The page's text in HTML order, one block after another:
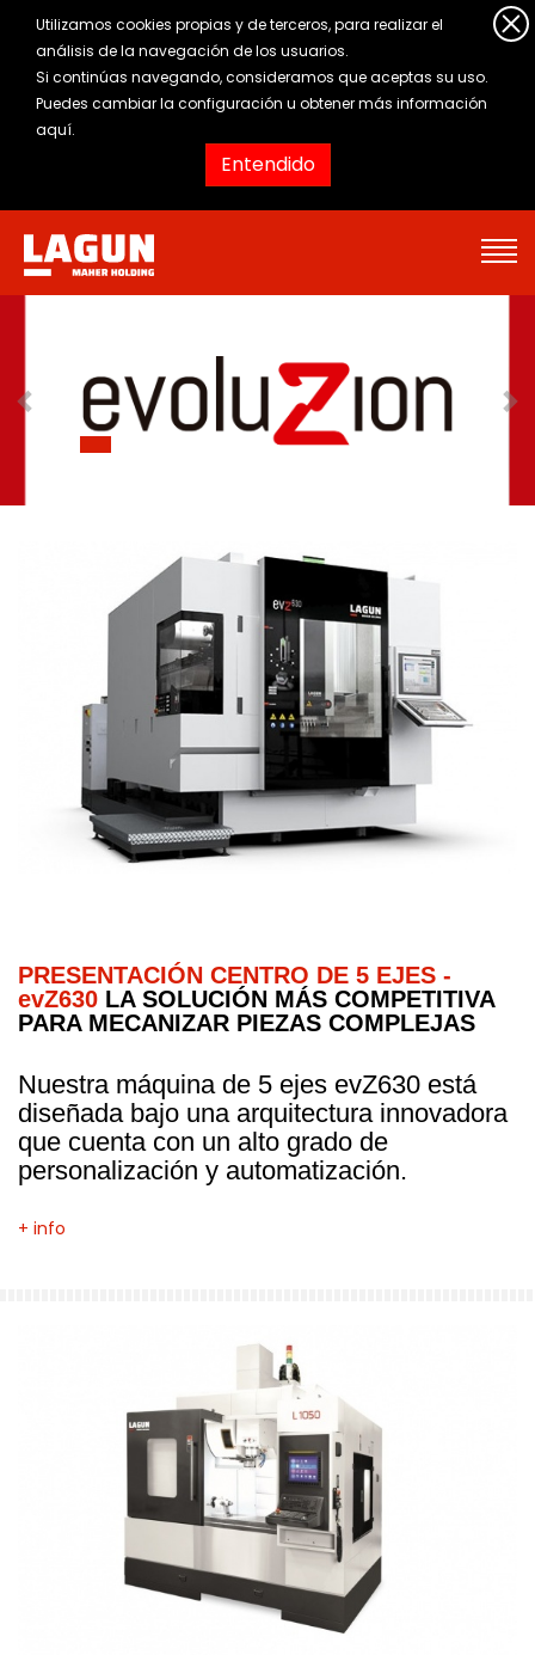
Utilizamos cookies propias y de terceros, para realizar el
análisis de la navegación de los usuarios.
Si continúas navegando, consideramos que aceptas su uso.
Puedes cambiar la configuración u obtenermás información
aquí.
Entendido
PRESENTACIÓN CENTRO DE 5 EJES -
evZ630 LA SOLUCIÓN MÁS COMPETITIVA
PARA MECANIZAR PIEZAS COMPLEJAS
Nuestra máquina de 5 ejes evZ630 está
diseñada bajo una arquitectura innovadora
que cuenta con un alto grado de
personalización y automatización.
+ info